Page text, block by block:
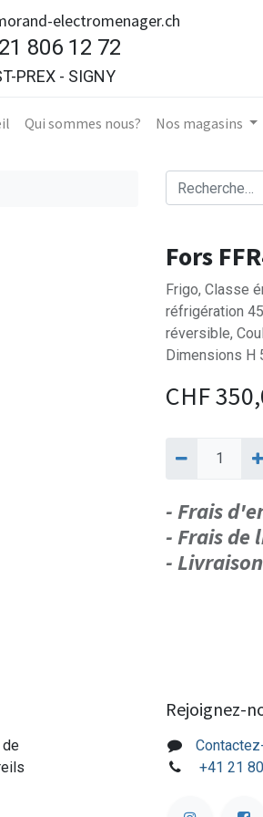
electromenager.ch
806 12 72
PREX - SIGNY
Qui sommes nous? Nos magasins
Fors
Frigo, Classe
réfrigération
réversible,
Dimensions H
CHF
- Frais
- Frais de
-
de
Rejoignez-
+41 21